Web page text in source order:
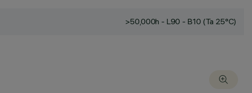
>50,000h - L90 - B10 (Ta 25°C)